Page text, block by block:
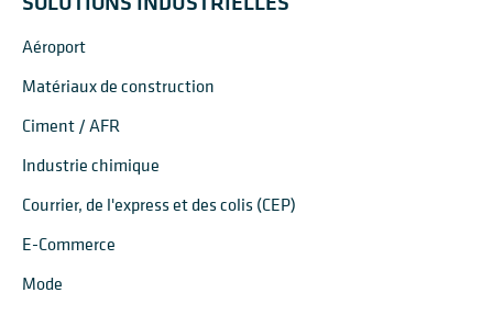
Aéroport
Matériaux de construction
Ciment / AFR
Industrie chimique
Courrier, de l'express et des colis (CEP)
E-Commerce
Mode